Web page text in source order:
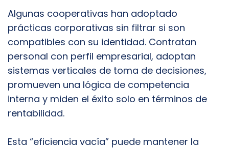
Algunas cooperativas han adoptado
prácticas corporativas sin filtrar si son
compatibles con su identidad. Contratan
personal con perfil empresarial, adoptan
sistemas verticales de toma de decisiones,
promueven una lógica de competencia
interna y miden el éxito solo en términos de
rentabilidad.
Esta “eficiencia vacía” puede mantener la